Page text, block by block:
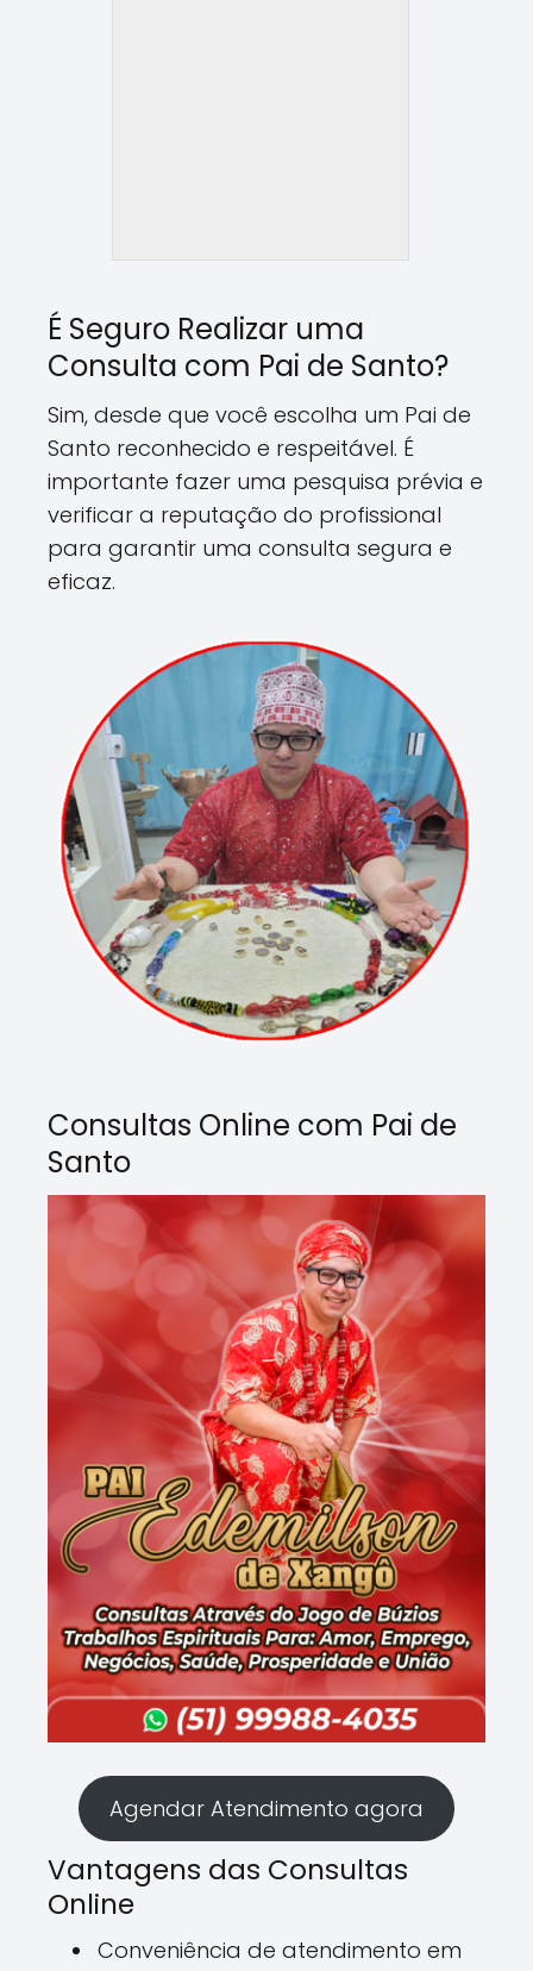
É Seguro Realizar uma
Consulta com Pai de Santo?
Sim, desde que você escolha um Pai de
Santo reconhecido e respeitável. É
importante fazer uma pesquisa prévia e
verificar a reputação do profissional
para garantir uma consulta segura e
eficaz.
Consultas Online com Pai de
Santo
Agendar Atendimento agora
Vantagens das Consultas
Online
Conveniência de atendimento em